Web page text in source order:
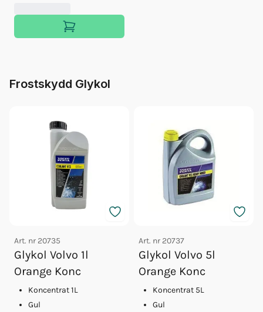
Frostskydd Glykol
Art. nr 20735
Glykol Volvo 1l
Orange Konc
Koncentrat 1L
Gul
Art. nr 20737
Glykol Volvo 5l
Orange Konc
Koncentrat 5L
Gul